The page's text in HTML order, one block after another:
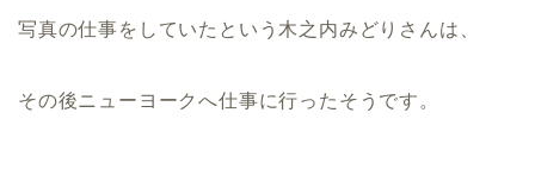
写真の仕事をしていたという木之内みどりさんは、
その後ニューヨークへ仕事に行ったそうです。